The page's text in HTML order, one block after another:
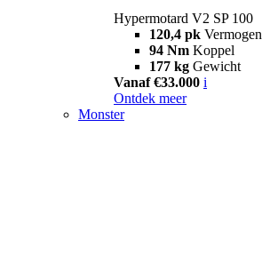
Hypermotard V2 SP 100
120,4 pk Vermogen
94 Nm Koppel
177 kg Gewicht
Vanaf €33.000 i
Ontdek meer
Monster